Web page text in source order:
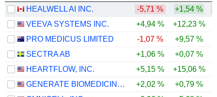
HEALWELL AI INC. -5,71 % +1,54 %
VEEVA SYSTEMS INC.
+4,94 % +12,23 %
PRO MEDICUS LIMITED
-1,07 % +9,57 %
SECTRA AB
+1,06 % +0,07 %
HEARTFLOW, INC.
+5,15 %
+15,06 %
GENERATE BIOMEDICINES, INC.
+2,02 %
+0,79 %